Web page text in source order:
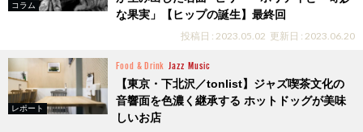
コラム
な果実」【ヒップの誕生】最終回
投稿日 : 2023.05.02 更新日 : 2023.06.20
レポート
Food & Drink Jazz Music
【東京・下北沢／tonlist】ジャズ喫茶文化の
音響面を色濃く継承する ホットドッグが美味
しいお店